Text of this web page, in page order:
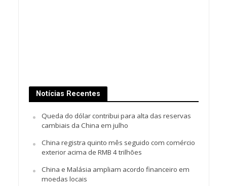
Notícias Recentes
Queda do dólar contribui para alta das reservas
cambiais da China em julho
China registra quinto mês seguido com comércio
exterior acima de RMB 4 trilhões
China e Malásia ampliam acordo financeiro em
moedas locais